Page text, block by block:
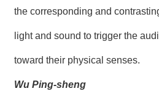
the corresponding and
light and sound to trigger the
toward their physical senses.
Wu Ping-sheng